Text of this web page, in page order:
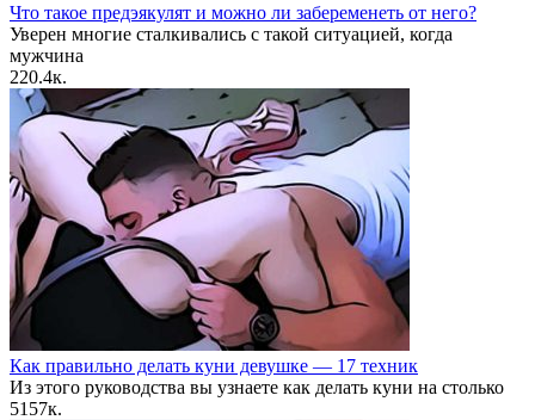
Что такое предэякулят и можно ли забеременеть от него?
Уверен многие сталкивались с такой ситуацией, когда
мужчина
220.4к.
Как правильно делать куни девушке — 17 техник
Из этого руководства вы узнаете как делать куни на столько
5157к.